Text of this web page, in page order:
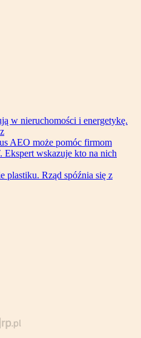
w nieruchomości i energetykę.
AEO może pomóc firmom
wskazuje kto na nich
plastiku. Rząd spóźnia się z